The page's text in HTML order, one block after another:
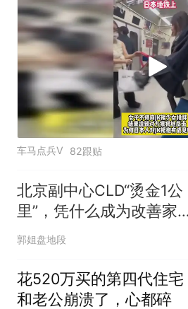
车马点兵V 82跟贴
北京副中心CLD“烫金1公
里”，凭什么成为改善家庭
的终极优
郭姐盘地段
花520万买的第四代住
和老公崩溃了，心都碎